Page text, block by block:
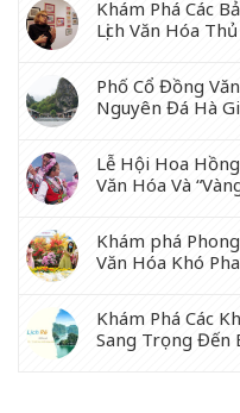
Khám Phá Các
Lịch Văn Hóa
Phố Cổ Đồng
Nguyên Đá Hà
Lễ Hội Hoa
Văn Hóa Và
Khám phá
Văn Hóa Khó
Khám Phá Các
Sang Trọng Đến